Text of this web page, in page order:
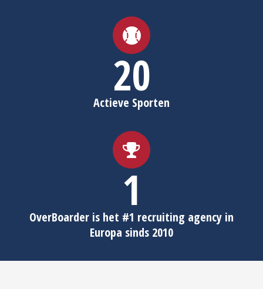
20
Actieve Sporten
1
OverBoarder is het #1 recruiting agency in
Europa sinds 2010